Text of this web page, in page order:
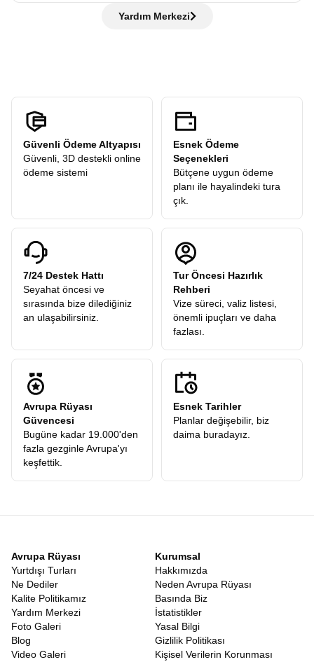
de hiç sorun değil rehberlerimiz her adımda yanınızda!
şehir turu gerçekleştirilir. Tarihi yerleri gezer, rehberimizden
“tüm ekstra turlar
anlayışıyla hareket eder ve sizden
Yardım Merkezi
Güvenli Ödeme Altyapısı
Güvenli, 3D destekli online
ödeme sistemi
Esnek Ödeme
Seçenekleri
Bütçene uygun ödeme
planı ile hayalindeki tura
çık.
7/24 Destek Hattı
Seyahat öncesi ve
sırasında bize dilediğiniz
an ulaşabilirsiniz.
Tur Öncesi Hazırlık
Rehberi
Vize süreci, valiz listesi,
önemli ipuçları ve daha
fazlası.
Avrupa Rüyası
Güvencesi
Bugüne kadar 19.000'den
fazla gezginle Avrupa'yı
keşfettik.
Esnek Tarihler
Planlar değişebilir, biz
daima buradayız.
Avrupa Rüyası
Yurtdışı Turları
Ne Dediler
Kalite Politikamız
Yardım Merkezi
Foto Galeri
Blog
Video Galeri
Kurumsal
Hakkımızda
Neden Avrupa Rüyası
Basında Biz
İstatistikler
Yasal Bilgi
Gizlilik Politikası
Kişisel Verilerin Korunması